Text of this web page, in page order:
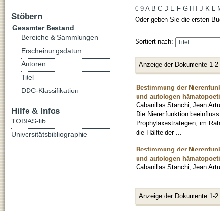
0-9 A B C D E F G H J K L
Oder geben Sie die ersten
Sortiert nach:
Anzeige der Dokumente 1-2
Bestimmung der
und autologen
Cabanillas Stanchi, Jean
Die Nierenfunktion
Prophylaxestrategien, im
die Hälfte der ...
Bestimmung der
und autologen
Cabanillas Stanchi, Jean
Anzeige der Dokumente 1-2
Stöbern
Gesamter Bestand
Bereiche & Sammlungen
Erscheinungsdatum
Autoren
Titel
DDC-Klassifikation
Hilfe & Infos
TOBIAS-lib
Universitätsbibliographie